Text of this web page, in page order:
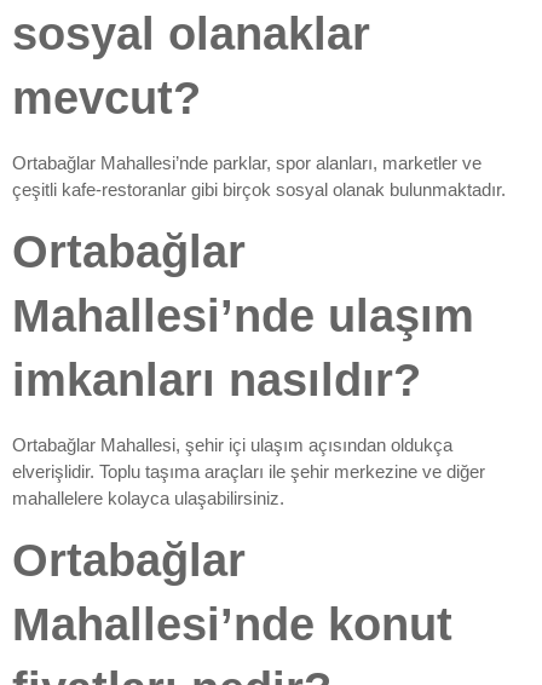
sosyal olanaklar
mevcut?
Ortabağlar Mahallesi’nde parklar, spor alanları, marketler ve
çeşitli kafe-restoranlar gibi birçok sosyal olanak bulunmaktadır.
Ortabağlar
Mahallesi’nde ulaşım
imkanları nasıldır?
Ortabağlar Mahallesi, şehir içi ulaşım açısından oldukça
elverişlidir. Toplu taşıma araçları ile şehir merkezine ve diğer
mahallelere kolayca ulaşabilirsiniz.
Ortabağlar
Mahallesi’nde konut